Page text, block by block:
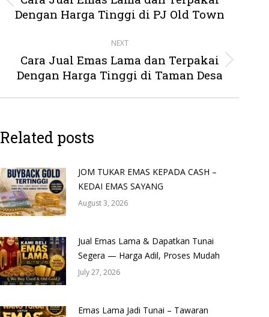
Previous
post:
Dengan Harga Tinggi di PJ Old Town
NEXT
Next
post:
Cara Jual Emas Lama dan Terpakai
Dengan Harga Tinggi di Taman Desa
Related posts
JOM TUKAR EMAS KEPADA CASH –
KEDAI EMAS SAYANG
August 3, 2026
Jual Emas Lama & Dapatkan Tunai
Segera — Harga Adil, Proses Mudah
July 27, 2026
Emas Lama Jadi Tunai – Tawaran